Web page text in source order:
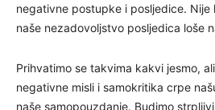
negativne postupke i posljedice. Nije
naše nezadovoljstvo posljedica loše
Prihvatimo se takvima kakvi jesmo,
negativne misli i samokritika crpe
naše samopouzdanje. Budimo